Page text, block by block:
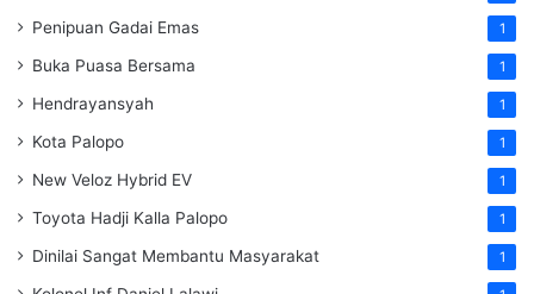
Penipuan Gadai Emas 1
Buka Puasa Bersama 1
Hendrayansyah 1
Kota Palopo 1
New Veloz Hybrid EV 1
Toyota Hadji Kalla Palopo 1
Dinilai Sangat Membantu Masyarakat 1